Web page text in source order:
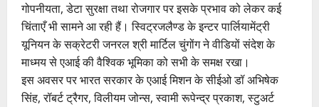
गोपनीयता, डेटा सुरक्षा तथा रोजगार पर इसके प्रभाव को लेकर कई
चिंताएँ भी सामने आ रही हैं। स्विट्रजलैण्ड के इन्टर पार्लियामेंट्री
यूनियन के सक्रेटरी जनरल श्री मार्टिल चुंगोंग ने वीडियों संदेश के
माध्मय से एआई की वैश्विक भूमिका को सभी के समक्ष रखा।
इस अवसर पर भारत सरकार के एआई मिशन के सीईओ डॉ अभिषेक
सिंह, रॉबर्ट ट्रैगर, विलीयम जोन्स, स्वामी रूपेन्द्र प्रकाश, स्टुअर्ट